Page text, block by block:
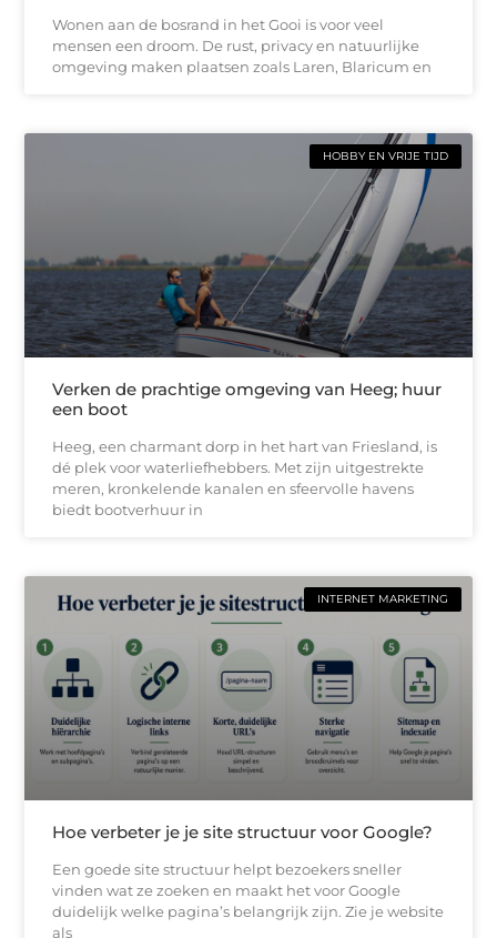
Wonen aan de bosrand in het Gooi is voor veel
mensen een droom. De rust, privacy en natuurlijke
omgeving maken plaatsen zoals Laren, Blaricum en
HOBBY EN VRIJE TIJD
Verken de prachtige omgeving van Heeg; huur
een boot
Heeg, een charmant dorp in het hart van Friesland, is
dé plek voor waterliefhebbers. Met zijn uitgestrekte
meren, kronkelende kanalen en sfeervolle havens
biedt bootverhuur in
INTERNET MARKETING
Hoe verbeter je je site structuur voor Google?
Een goede site structuur helpt bezoekers sneller
vinden wat ze zoeken en maakt het voor Google
duidelijk welke pagina’s belangrijk zijn. Zie je website
als